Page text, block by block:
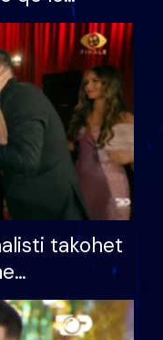
për
takohet
ndonjë letër